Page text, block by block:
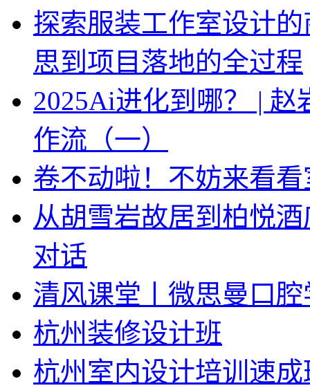
探索服装工作室设计
思到项目落地的全过程
2025Ai进化到哪？ |
作流（一）
卷不动啦！不妨来看
从胡雪岩故居到柏悦
对话
清风课堂丨微思曼口
杭州装修设计班
杭州室内设计培训速成